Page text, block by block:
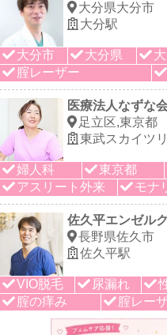
大分県大分市
大分駅
大分市 大分県
腟レーザー
医療法人なずな
足立区,東京都
東武スカイツ
婦人科 東京都
アスリート外来
モナ
佐久平エンゼル
長野県佐久市
佐久平駅
VIO脱毛 尿漏れ
腟の痒み
腟レー